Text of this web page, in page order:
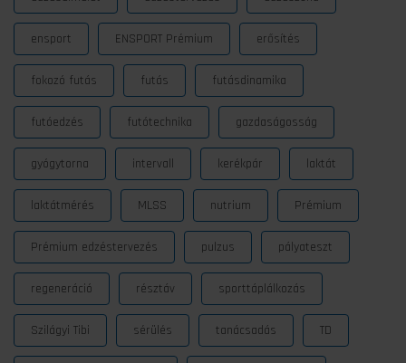
ensport ENSPORT Prémium erősítés
fokozó futás futás futásdinamika
futóedzés futótechnika gazdaságosság
gyógytorna intervall kerékpár laktát
laktátmérés MLSS nutrium Prémium
Prémium edzéstervezés pulzus pályateszt
regeneráció résztáv sporttáplálkozás
Szilágyi Tibi sérülés tanácsadás TD